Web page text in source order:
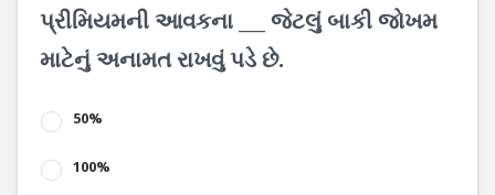
પ્રીમિયમની આવકના ___ જેટલું બાકી જોખમ
માટેનું અનામત રાખવું પડે છે.
50%
100%